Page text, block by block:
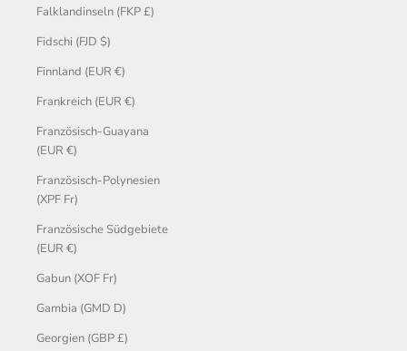
Falklandinseln (FKP £)
Fidschi (FJD $)
Finnland (EUR €)
Frankreich (EUR €)
Französisch-Guayana
(EUR €)
Französisch-Polynesien
(XPF Fr)
Französische Südgebiete
(EUR €)
Gabun (XOF Fr)
Gambia (GMD D)
Georgien (GBP £)